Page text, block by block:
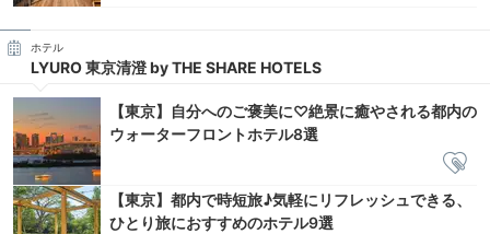
ホテル
LYURO 東京清澄 by THE SHARE HOTELS
【東京】自分へのご褒美に♡絶景に癒やされる都内の
ウォーターフロントホテル8選
【東京】都内で時短旅♪気軽にリフレッシュできる、
ひとり旅におすすめのホテル9選